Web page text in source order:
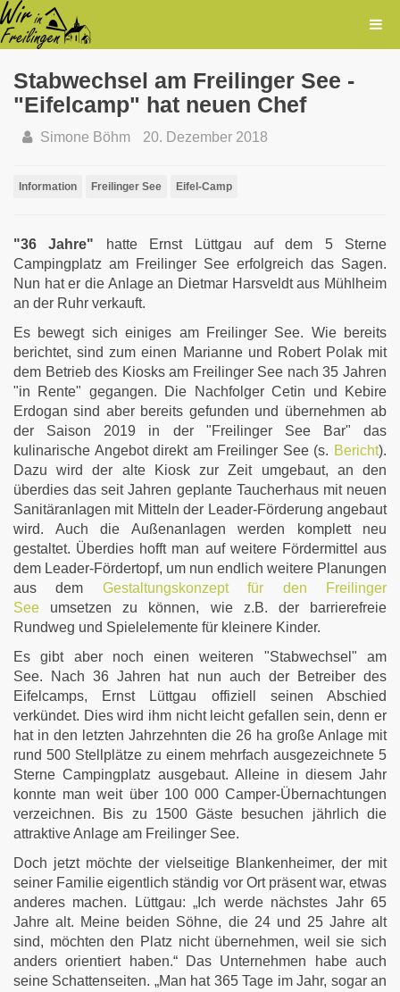
Stabwechsel am Freilinger See -
"Eifelcamp" hat neuen Chef
Simone Böhm 20. Dezember 2018
Information Freilinger See Eifel-Camp
"36 Jahre" hatte Ernst Lüttgau auf dem 5 Sterne
Campingplatz am Freilinger See erfolgreich das Sagen.
Nun hat er die Anlage an Dietmar Harsveldt aus Mühlheim
an der Ruhr verkauft.
Es bewegt sich einiges am Freilinger See. Wie bereits
berichtet, sind zum einen Marianne und Robert Polak mit
dem Betrieb des Kiosks am Freilinger See nach 35 Jahren
"in Rente" gegangen. Die Nachfolger Cetin und Kebire
Erdogan sind aber bereits gefunden und übernehmen ab
der Saison 2019 in der "Freilinger See Bar" das
kulinarische Angebot direkt am Freilinger See (s. Bericht).
Dazu wird der alte Kiosk zur Zeit umgebaut, an den
überdies das seit Jahren geplante Taucherhaus mit neuen
Sanitäranlagen mit Mitteln der Leader-Förderung angebaut
wird. Auch die Außenanlagen werden komplett neu
gestaltet. Überdies hofft man auf weitere Fördermittel aus
dem Leader-Fördertopf, um nun endlich weitere Planungen
aus dem Gestaltungskonzept für den Freilinger
See umsetzen zu können, wie z.B. der barrierefreie
Rundweg und Spielelemente für kleinere Kinder.
Es gibt aber noch einen weiteren "Stabwechsel" am
See. Nach 36 Jahren hat nun auch der Betreiber des
Eifelcamps, Ernst Lüttgau offiziell seinen Abschied
verkündet. Dies wird ihm nicht leicht gefallen sein, denn er
hat in den letzten Jahrzehnten die 26 ha große Anlage mit
rund 500 Stellplätze zu einem mehrfach ausgezeichnete 5
Sterne Campingplatz ausgebaut. Alleine in diesem Jahr
konnte man weit über 100 000 Camper-Übernachtungen
verzeichnen. Bis zu 1500 Gäste besuchen jährlich die
attraktive Anlage am Freilinger See.
Doch jetzt möchte der vielseitige Blankenheimer, der mit
seiner Familie eigentlich ständig vor Ort präsent war, etwas
anderes machen. Lüttgau: „Ich werde nächstes Jahr 65
Jahre alt. Meine beiden Söhne, die 24 und 25 Jahre alt
sind, möchten den Platz nicht übernehmen, weil sie sich
anders orientiert haben.“ Das Unternehmen habe auch
seine Schattenseiten. „Man hat 365 Tage im Jahr, sogar an